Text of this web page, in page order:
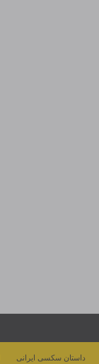
داستان سکسی ایرانی